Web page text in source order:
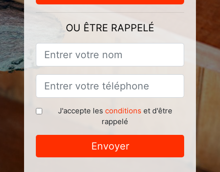
OU ÊTRE RAPPELÉ
J'accepte les conditions et d'être
rappelé
Envoyer